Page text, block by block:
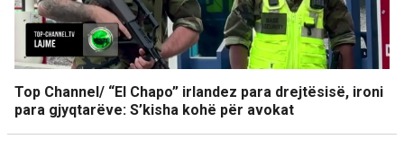
Top Channel/ “El Chapo” irlandez para drejtësisë, ironi
para gjyqtarëve: S’kisha kohë për avokat